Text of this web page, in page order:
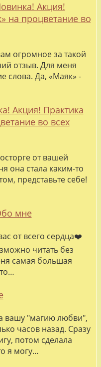
Акция!
на процветание во
огромное за такой
отзыв. Для меня
слова. Да, «Маяк» -
Акция! Практика
во всех
от вашей
она стала каким-то
представьте себе!
мне
от всего сердца❤️
читать без
самая большая
вашу "магию любви",
часов назад. Сразу
потом сделала
я могу…